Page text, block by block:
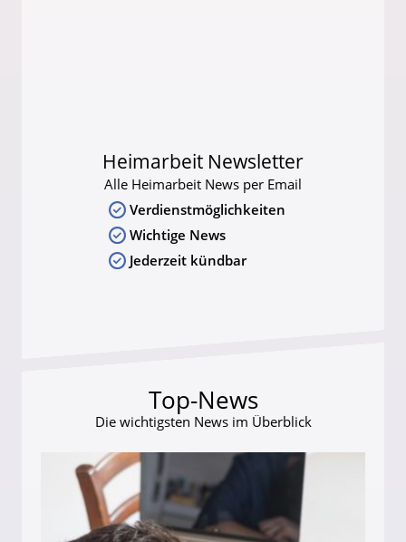
Heimarbeit Newsletter
Alle Heimarbeit News per Email
Verdienstmöglichkeiten
Wichtige News
Jederzeit kündbar
Top-News
Die wichtigsten News im Überblick